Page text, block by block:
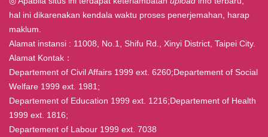
hal ini dikarenakan kendala waktu proses penerjemahan, harap
maklum.
Alamat instansi : 11008, No.1, Shifu Rd., Xinyi District, Taipei City.
Alamat Kontak：
Departement of Civil Affairs 1999 ext. 6260;Departement of Social
Welfare 1999 ext. 1981;
Departement of Education 1999 ext. 1216;Departement of Health
1999 ext. 1816;
Departement of Labour 1999 ext. 7038